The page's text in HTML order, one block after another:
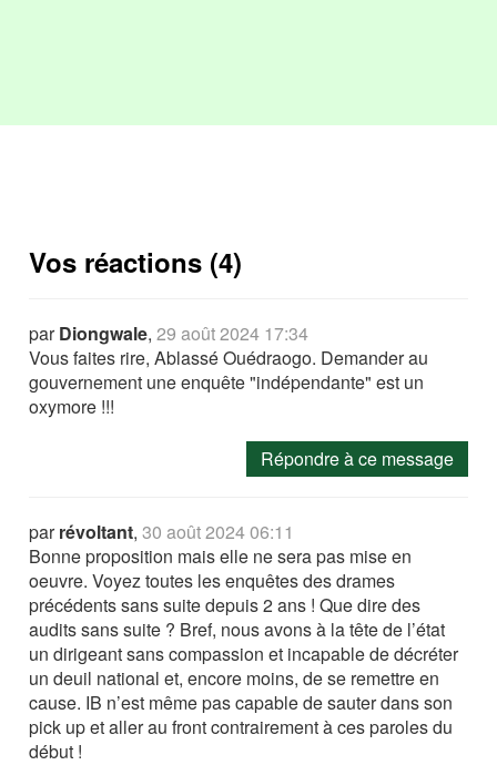
Vos réactions (4)
parDiongwale,29 août 2024 17:34
Vous faites rire, Ablassé Ouédraogo. Demander au
gouvernement une enquête "indépendante" est un
oxymore !!!
Répondre à ce message
parrévoltant,30 août 2024 06:11
Bonne proposition mais elle ne sera pas mise en
oeuvre. Voyez toutes les enquêtes des drames
précédents sans suite depuis 2 ans ! Que dire des
audits sans suite ? Bref, nous avons à la tête de l’état
un dirigeant sans compassion et incapable de décréter
un deuil national et, encore moins, de se remettre en
cause. IB n’est même pas capable de sauter dans son
pick up et aller au front contrairement à ces paroles du
début !